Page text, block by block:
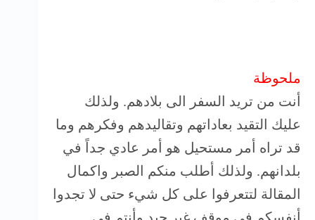
ملحوظة
أنت من تريد السفر الى بلادهم. ولذلك
عليك التقيد بعاداتهم وتقاليدهم وفكرهم وما
قد تراه أمر مستحيل هو أمر عادي جداً في
بلدانهم. ولذلك أطلب منكم الصبر واكمال
المقالة لتتعرفوا على كل شيء حتى لا تجدوا